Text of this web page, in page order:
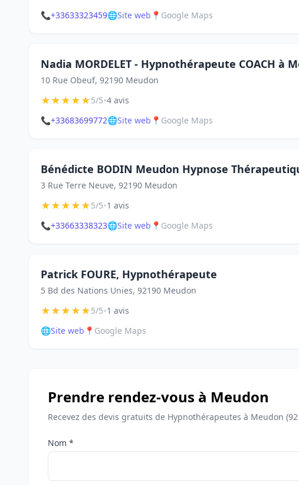
📞+33633323459🌐Site web 📍 Google Maps
Nadia MORDELET - Hypnothérapeute COACH à
10 Rue Obeuf, 92190 Meudon
★★★★★5/5•4 avis
📞+33683699772🌐Site web 📍 Google Maps
Bénédicte BODIN Meudon Hypnose
3 Rue Terre Neuve, 92190 Meudon
★★★★★5/5•1 avis
📞+33663338323🌐Site web 📍 Google Maps
Patrick FOURE, Hypnothérapeute
5 Bd des Nations Unies, 92190 Meudon
★★★★★5/5•1 avis
🌐Site web 📍 Google Maps
Prendre rendez-vous à Meudon
Recevez des devis gratuits de Hypnothérapeutes à Meudon
Nom *